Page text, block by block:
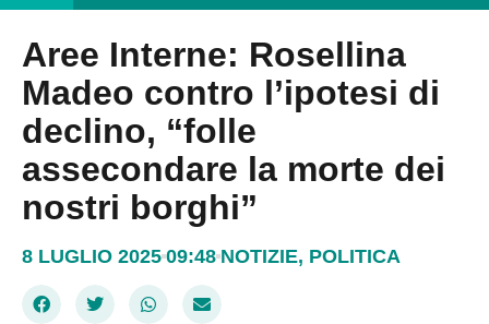
Aree Interne: Rosellina
Madeo contro l’ipotesi di
declino, “folle
assecondare la morte dei
nostri borghi”
8 LUGLIO 2025 09:48 NOTIZIE, POLITICA